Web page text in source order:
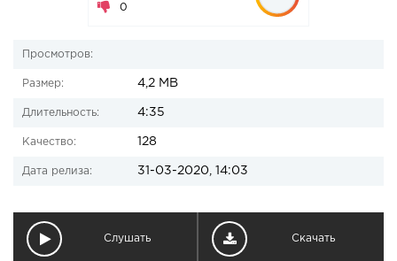
0
Просмотров:
Размер: 4,2 MB
Длительность: 4:35
Качество: 128
Дата релиза: 31-03-2020, 14:03
Слушать Скачать